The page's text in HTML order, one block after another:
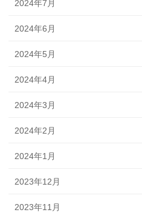
2024年7月
2024年6月
2024年5月
2024年4月
2024年3月
2024年2月
2024年1月
2023年12月
2023年11月